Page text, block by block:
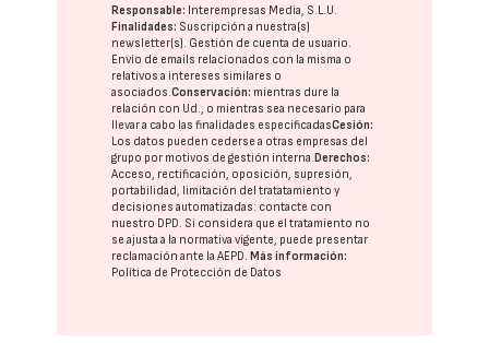
Responsable: Interempresas Media, S.L.U.
Finalidades: Suscripción a nuestra(s)
newsletter(s). Gestión de cuenta de usuario.
Envío de emails relacionados con la misma o
relativos a intereses similares o
asociados.Conservación: mientras dure la
relación con Ud., o mientras sea necesario para
llevar a cabo las finalidades especificadasCesión:
Los datos pueden cederse a otras empresas del
grupo por motivos de gestión interna.Derechos:
Acceso, rectificación, oposición, supresión,
portabilidad, limitación del tratatamiento y
decisiones automatizadas: contacte con
nuestro DPD. Si considera que el tratamiento no
se ajusta a la normativa vigente, puede presentar
reclamación ante laAEPD.Más información:
Política de Protección de Datos